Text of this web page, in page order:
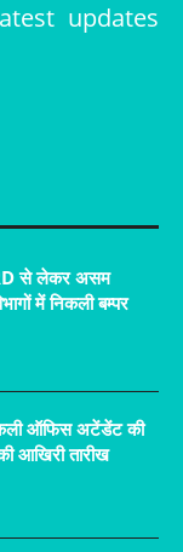
updates
से लेकर असम
में निकली बम्पर
ऑफिस अटेंडेंट की
आखिरी तारीख